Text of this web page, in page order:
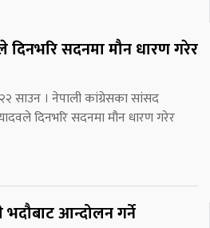
दिनभरि सदनमा मौन धारण गरेर
साउन । नेपाली कांग्रेसका सांसद
दिनभरि सदनमा मौन धारण गरेर
आन्दोलन गर्ने